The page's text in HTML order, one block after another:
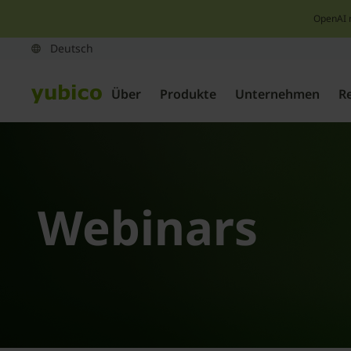
OpenAI
Über Produkte Unternehmen
Webinars